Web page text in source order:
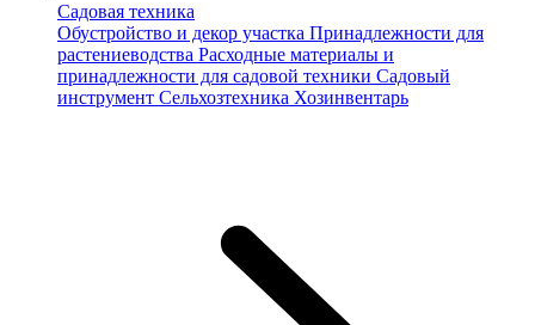
Садовая техника
Обустройство и декор участка Принадлежности для
растениеводства Расходные материалы и
принадлежности для садовой техники Садовый
инструмент Сельхозтехника Хозинвентарь